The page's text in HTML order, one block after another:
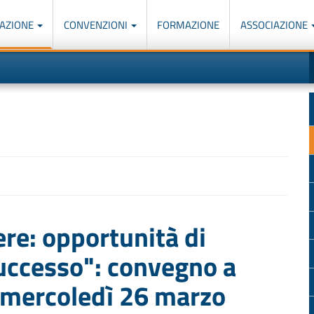
CONVENZIONI FORMAZIONE ASSOCIAZIONE
opportunità di
convegno a
26 marzo